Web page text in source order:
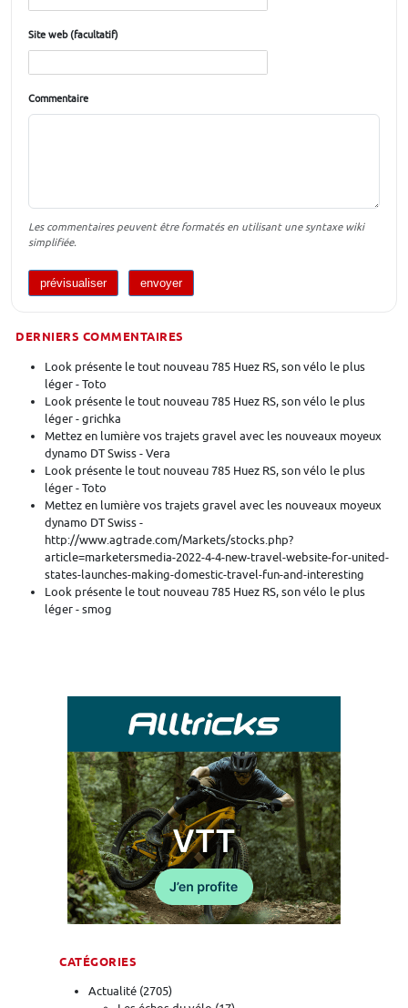
Site web (facultatif)
Commentaire
Les commentaires peuvent être formatés en utilisant une syntaxe wiki
simplifiée.
DERNIERS COMMENTAIRES
Look présente le tout nouveau 785 Huez RS, son vélo le plus
léger - Toto
Look présente le tout nouveau 785 Huez RS, son vélo le plus
léger - grichka
Mettez en lumière vos trajets gravel avec les nouveaux moyeux
dynamo DT Swiss - Vera
Look présente le tout nouveau 785 Huez RS, son vélo le plus
léger - Toto
Mettez en lumière vos trajets gravel avec les nouveaux moyeux
dynamo DT Swiss -
http://www.agtrade.com/Markets/stocks.php?
article=marketersmedia-2022-4-4-new-travel-website-for-united-
states-launches-making-domestic-travel-fun-and-interesting
Look présente le tout nouveau 785 Huez RS, son vélo le plus
léger - smog
CATÉGORIES
Actualité (2705)